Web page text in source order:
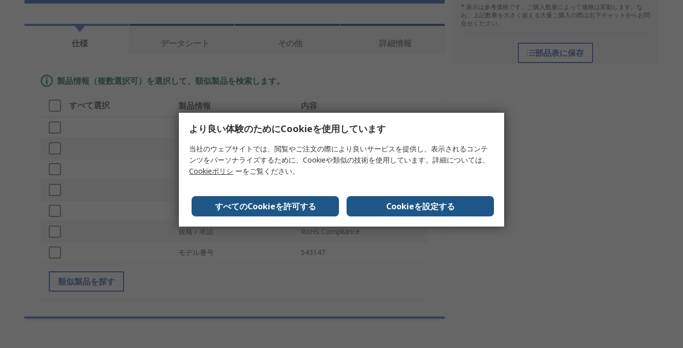
* 表示は参考価格です。ご購入数量によって価格は変動します。な
お、上記数量を大きく超える大量ご購入の際は右下チャットからお問
合せください。
部品表に保存
仕様 データシート その他 詳細情報
製品情報（複数選択可）を選択して、類似製品を検索します。
すべて選択 製品情報 内容
ブランド Festo
種類 取付けキット
プロダクトタイプ
シリーズ EAMM
規格 / 承認 RoHS Compliance
モデル番号 543147
類似製品を探す
より良い体験のためにCookieを使用しています
当社のウェブサイトでは、閲覧やご注文の際により良いサービスを提供し、表示されるコンテ
ンツをパーソナライズするために、Cookieや類似の技術を使用しています。詳細については、
Cookieポリシ ーをご覧ください。
すべてのCookieを許可する Cookieを設定する